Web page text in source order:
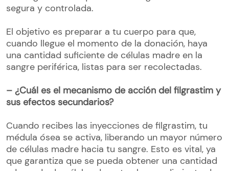
segura y controlada.
El objetivo es preparar a tu cuerpo para que,
cuando llegue el momento de la donación, haya
una cantidad suficiente de células madre en la
sangre periférica, listas para ser recolectadas.
– ¿Cuál es el mecanismo de acción del filgrastim y
sus efectos secundarios?
Cuando recibes las inyecciones de filgrastim, tu
médula ósea se activa, liberando un mayor número
de células madre hacia tu sangre. Esto es vital, ya
que garantiza que se pueda obtener una cantidad